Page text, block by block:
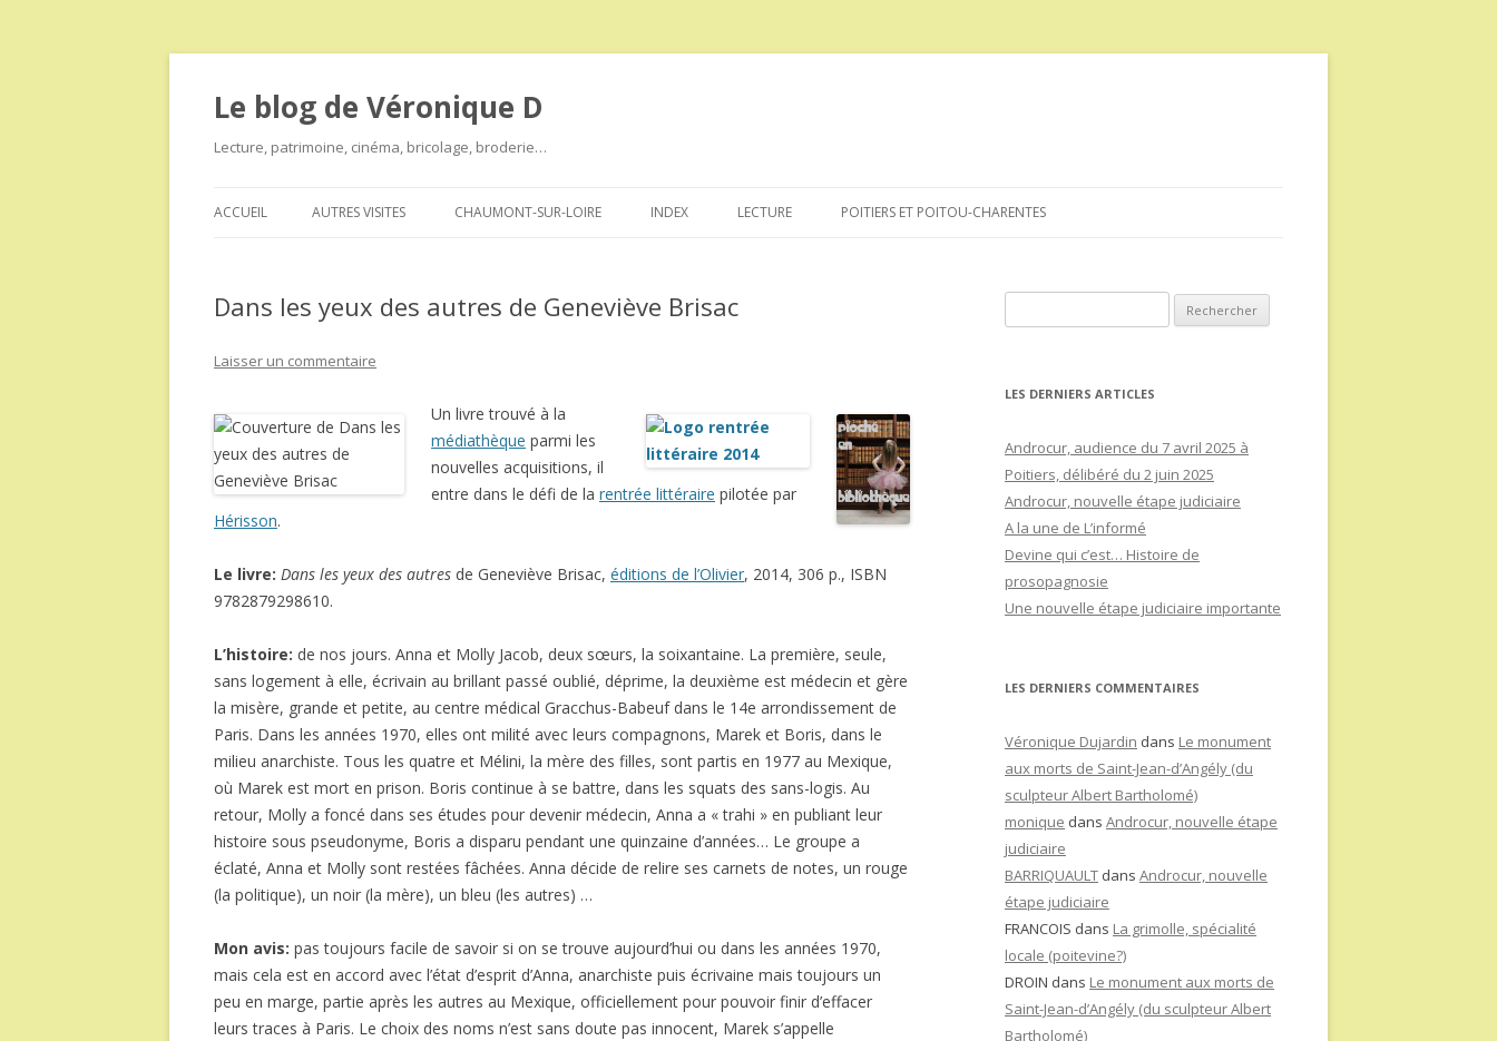
Le blog de Véronique D
Lecture, patrimoine, cinéma, bricolage, broderie…
au
ACCUEIL AUTRES VISITES CHAUMONT-SUR-LOIRE INDEX LECTURE POITIERS ET POITOU-CHARENTES
Dans les yeux des autres de Geneviève Brisac
Laisser un commentaire
Un livre trouvé à la
médiathèque parmi les
nouvelles acquisitions, il
entre dans le défi de la rentrée littéraire pilotée par
Hérisson.
Le livre: Dans les yeux des autres de Geneviève Brisac, éditions de l’Olivier, 2014, 306 p., ISBN
9782879298610.
L’histoire: de nos jours. Anna et Molly Jacob, deux sœurs, la soixantaine. La première, seule,
sans logement à elle, écrivain au brillant passé oublié, déprime, la deuxième est médecin et gère
la misère, grande et petite, au centre médical Gracchus-Babeuf dans le 14e arrondissement de
Paris. Dans les années 1970, elles ont milité avec leurs compagnons, Marek et Boris, dans le
milieu anarchiste. Tous les quatre et Mélini, la mère des filles, sont partis en 1977 au Mexique,
où Marek est mort en prison. Boris continue à se battre, dans les squats des sans-logis. Au
retour, Molly a foncé dans ses études pour devenir médecin, Anna a « trahi » en publiant leur
histoire sous pseudonyme, Boris a disparu pendant une quinzaine d’années… Le groupe a
éclaté, Anna et Molly sont restées fâchées. Anna décide de relire ses carnets de notes, un rouge
(la politique), un noir (la mère), un bleu (les autres) …
Mon avis: pas toujours facile de savoir si on se trouve aujourd’hui ou dans les années 1970,
mais cela est en accord avec l’état d’esprit d’Anna, anarchiste puis écrivaine mais toujours un
peu en marge, partie après les autres au Mexique, officiellement pour pouvoir finir d’effacer
leurs traces à Paris. Le choix des noms n’est sans doute pas innocent, Marek s’appelle
LES DERNIERS ARTICLES
Androcur, audience du 7 avril 2025 à
Poitiers, délibéré du 2 juin 2025
Androcur, nouvelle étape judiciaire
A la une de L’informé
Devine qui c’est… Histoire de
prosopagnosie
Une nouvelle étape judiciaire importante
LES DERNIERS COMMENTAIRES
Véronique Dujardin dans Le monument
aux morts de Saint-Jean-d’Angély (du
sculpteur Albert Bartholomé)
monique dans Androcur, nouvelle étape
judiciaire
BARRIQUAULT dans Androcur, nouvelle
étape judiciaire
FRANCOIS dans La grimolle, spécialité
locale (poitevine?)
DROIN dans Le monument aux morts de
Saint-Jean-d’Angély (du sculpteur Albert
Bartholomé)